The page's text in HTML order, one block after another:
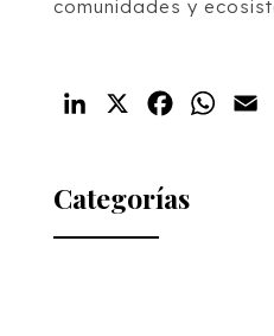
comunidades y
LinkedIn Facebook
Categorías